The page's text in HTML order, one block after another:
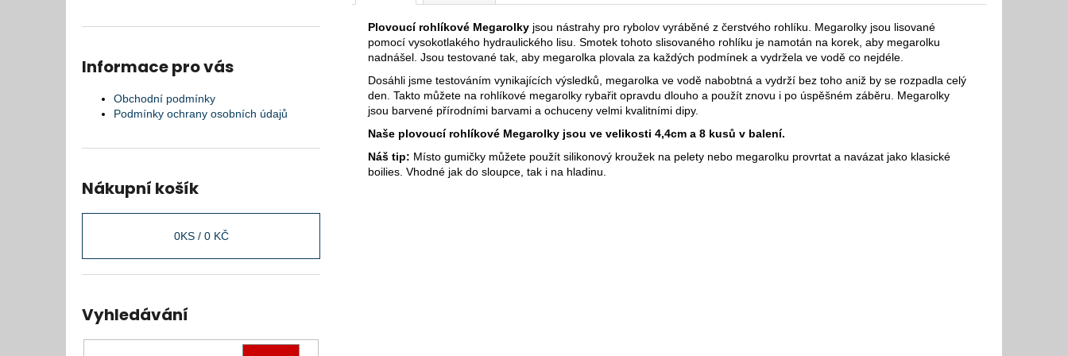
Informace pro vás
Obchodní podmínky
Podmínky ochrany osobních údajů
Nákupní košík
0KS / 0 KČ
Vyhledávání
Plovoucí rohlíkové Megarolky jsou nástrahy pro rybolov vyráběné z čerstvého rohlíku. Megarolky jsou lisované
pomocí vysokotlakého hydraulického lisu. Smotek tohoto slisovaného rohlíku je namotán na korek, aby megarolku
nadnášel. Jsou testované tak, aby megarolka plovala za každých podmínek a vydržela ve vodě co nejdéle.
Dosáhli jsme testováním vynikajících výsledků, megarolka ve vodě nabobtná a vydrží bez toho aniž by se rozpadla celý
den. Takto můžete na rohlíkové megarolky rybařit opravdu dlouho a použít znovu i po úspěšném záběru. Megarolky
jsou barvené přírodními barvami a ochuceny velmi kvalitními dipy.
Naše plovoucí rohlíkové Megarolky jsou ve velikosti 4,4cm a 8 kusů v balení.
Náš tip: Místo gumičky můžete použít silikonový kroužek na pelety nebo megarolku provrtat a navázat jako klasické
boilies. Vhodné jak do sloupce, tak i na hladinu.